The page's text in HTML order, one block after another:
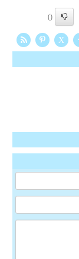
()
X